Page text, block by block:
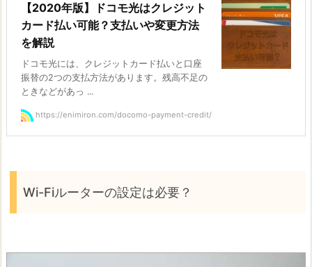
【2020年版】ドコモ光はクレジット
カード払い可能？支払いや変更方法
を解説
ドコモ光には、クレジットカード払いと口座
振替の2つの支払方法があります。残高不足の
ときなどがあっ ...
https://enimiron.com/docomo-payment-credit/
Wi-Fiルーターの設定は必要？